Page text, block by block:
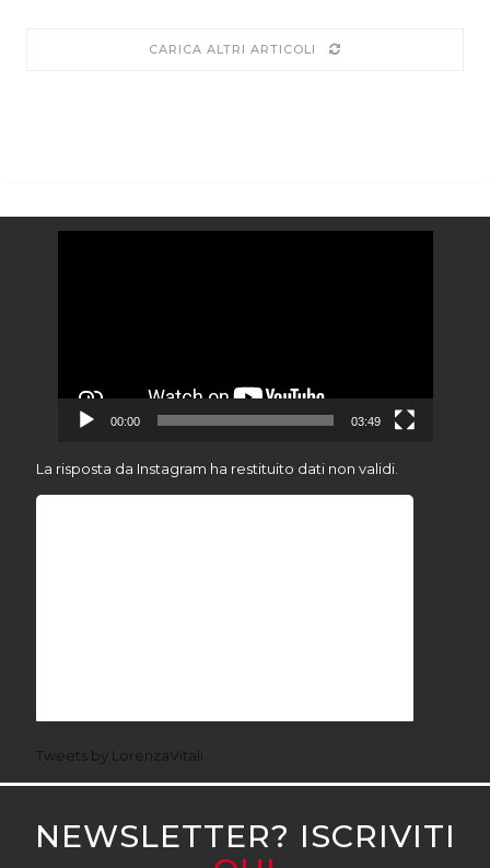
CARICA ALTRI ARTICOLI
00:00 03:49
La risposta da Instagram ha restituito dati non validi.
Tweets by LorenzaVitali
NEWSLETTER? ISCRIVITI